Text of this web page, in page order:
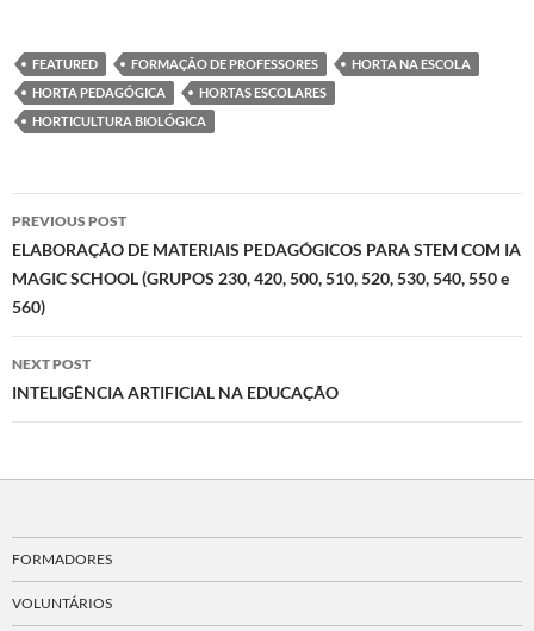
FEATURED FORMAÇÃO DE PROFESSORES
HORTA NA ESCOLA
HORTA PEDAGÓGICA
HORTAS ESCOLARES
HORTICULTURA BIOLÓGICA
Post
navigation
PREVIOUS POST
ELABORAÇÃO DE MATERIAIS PEDAGÓGICOS PARA STEM COM IA
MAGIC SCHOOL (GRUPOS 230, 420, 500, 510, 520, 530, 540, 550 e
560)
NEXT POST
INTELIGÊNCIA ARTIFICIAL NA EDUCAÇÃO
FORMADORES
VOLUNTÁRIOS